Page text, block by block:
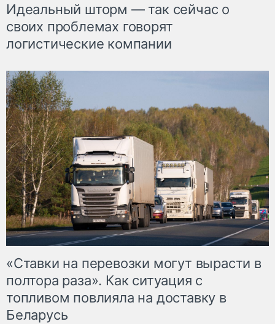
Идеальный шторм — так сейчас о
своих проблемах говорят
логистические компании
«Ставки на перевозки могут вырасти в
полтора раза». Как ситуация с
топливом повлияла на доставку в
Беларусь